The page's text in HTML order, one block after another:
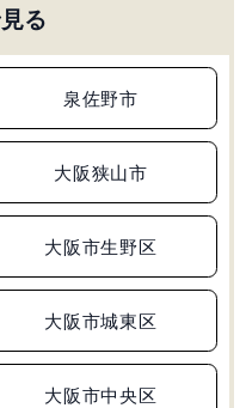
個別指導
る
泉佐野市
大阪狭山市
大阪市生野区
大阪市城東区
大阪市中央区